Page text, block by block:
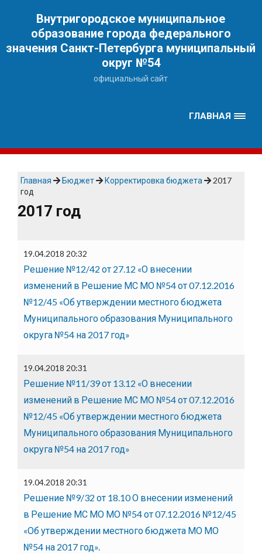
Внутригородское муниципальное
образование города федерального
значения Санкт-Петербурга муниципальный
округ №54
официальный сайт
ГЛАВНАЯ
Главная Бюджет Корректировка бюджета
2017
год
2017 год
19.04.2018 20:32
Решение №12/42 от 27.12 «О внесении
изменений в Решение МС МО №54 от 07.12.2016
№12/45 «Об утверждении местного бюджета
Муниципального образования Муниципального
округа №54 на 2017 год»
19.04.2018 20:31
Решение №11/39 от 13.12 «О внесении
изменений в Решение МС МО №54 от 07.12.2016
№12/45 «Об утверждении местного бюджета
Муниципального образования Муниципального
округа №54 на 2017 год»
19.04.2018 20:31
Решение №9/32 от 18.10 О внесении изменений
в Решение МС МО МО №54 от 07.12.2016 №12/45
«Об утверждении местного бюджета МО МО
№54 на 2017 год».